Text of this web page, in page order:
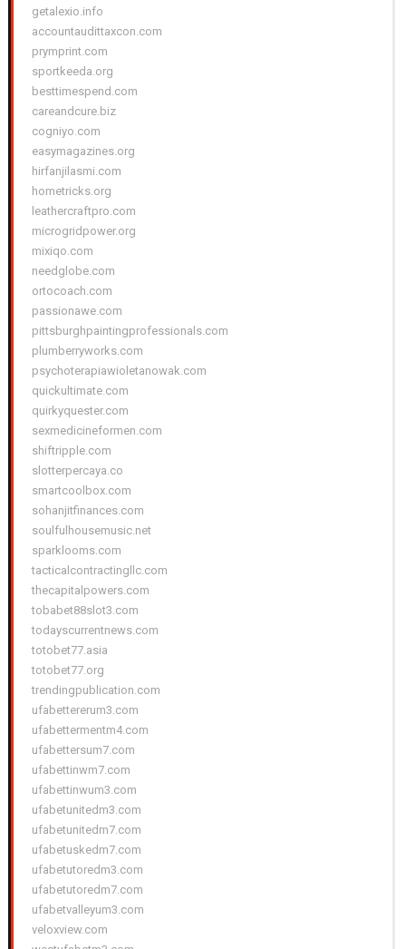
getalexio.info
accountaudittaxcon.com
prymprint.com
sportkeeda.org
besttimespend.com
careandcure.biz
cogniyo.com
easymagazines.org
hirfanjilasmi.com
hometricks.org
leathercraftpro.com
microgridpower.org
mixiqo.com
needglobe.com
ortocoach.com
passionawe.com
pittsburghpaintingprofessionals.com
plumberryworks.com
psychoterapiawioletanowak.com
quickultimate.com
quirkyquester.com
sexmedicineformen.com
shiftripple.com
slotterpercaya.co
smartcoolbox.com
sohanjitfinances.com
soulfulhousemusic.net
sparklooms.com
tacticalcontractingllc.com
thecapitalpowers.com
tobabet88slot3.com
todayscurrentnews.com
totobet77.asia
totobet77.org
trendingpublication.com
ufabettererum3.com
ufabettermentm4.com
ufabettersum7.com
ufabettinwm7.com
ufabettinwum3.com
ufabetunitedm3.com
ufabetunitedm7.com
ufabetuskedm7.com
ufabetutoredm3.com
ufabetutoredm7.com
ufabetvalleyum3.com
veloxview.com